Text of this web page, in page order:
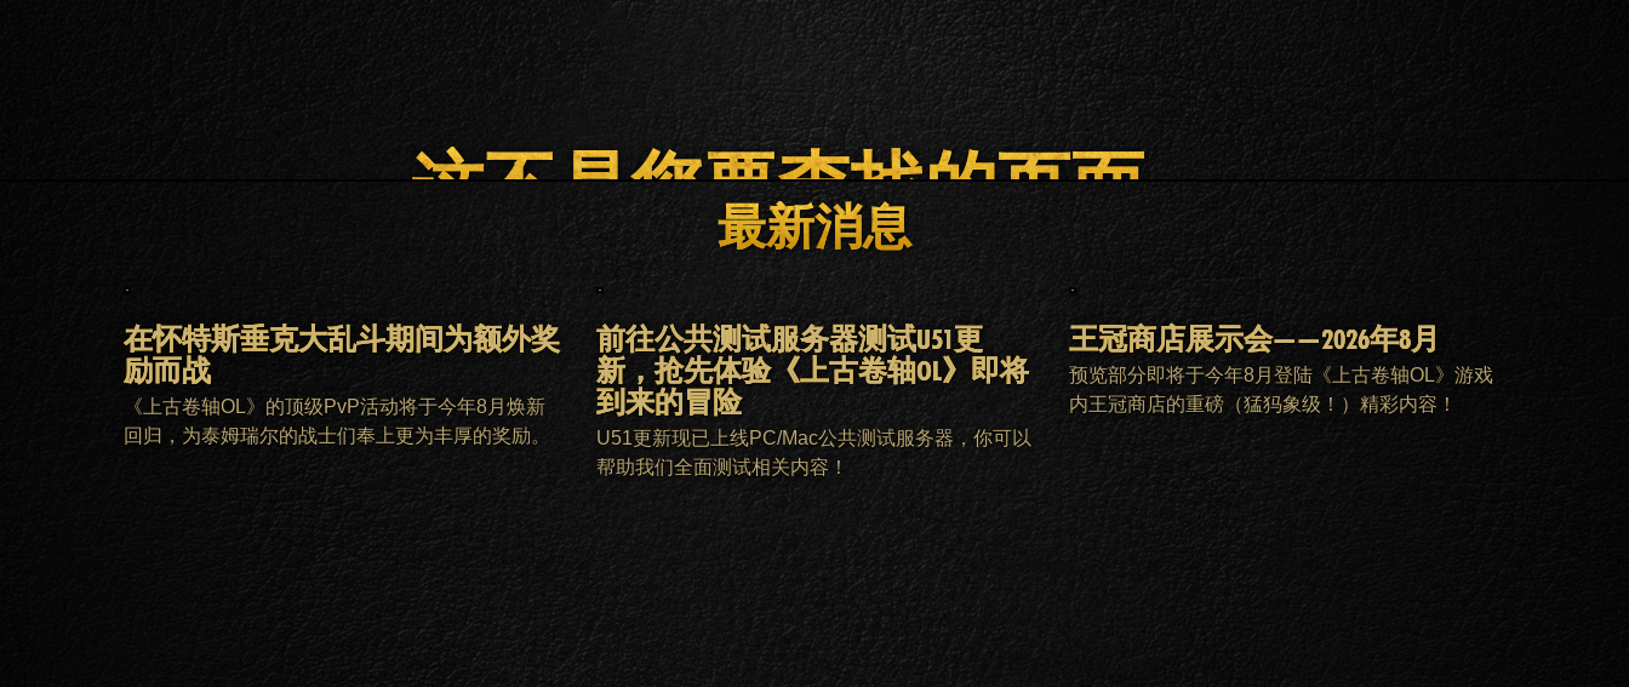
这不是您要查找的页面。
主页 ESO PLUS会员 客服
最新消息
在怀特斯垂克大乱斗期间为额外奖
励而战
《上古卷轴OL》的顶级PvP活动将于今年8月焕新
回归，为泰姆瑞尔的战士们奉上更为丰厚的奖励。
前往公共测试服务器测试U51更
新，抢先体验《上古卷轴OL》即将
到来的冒险
U51更新现已上线PC/Mac公共测试服务器，你可以
帮助我们全面测试相关内容！
王冠商店展示会——2026年8月
预览部分即将于今年8月登陆《上古卷轴OL》游戏
内王冠商店的重磅（猛犸象级！）精彩内容！